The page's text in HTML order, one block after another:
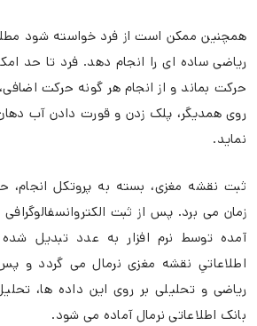
همچنین ممکن است از فرد خواسته شود
ریاضی ساده ای را انجام دهد. فرد تا حد
حرکت بماند و از انجام هر گونه حرکت
روی همدیگر، پلک زدن و قورت دادن آب
نماید.
زمان می برد. پس از ثبت
آمده توسط نرم افزار به عدد تبدیل شده
اطلاعاتیِ نقشه مغزی نرمال می گردد و
ریاضی و تحلیلی بر روی این داده ها،
بانک اطلاعاتی نرمال آماده می شود.